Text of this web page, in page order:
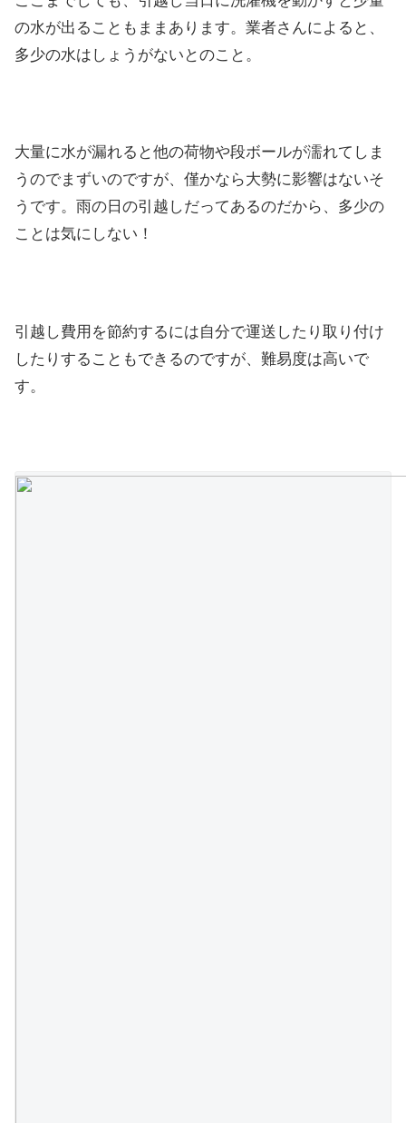
の水が出ることもままあります。業者さんによると、
多少の水はしょうがないとのこと。
大量に水が漏れると他の荷物や段ボールが濡れてしま
うのでまずいのですが、僅かなら大勢に影響はないそ
うです。雨の日の引越しだってあるのだから、多少の
ことは気にしない！
引越し費用を節約するには自分で運送したり取り付け
したりすることもできるのですが、難易度は高いで
す。